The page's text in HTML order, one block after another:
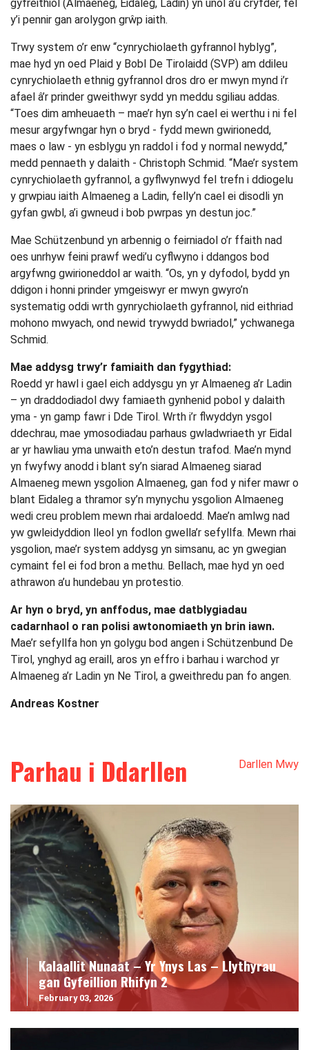
gyfreithiol (Almaeneg, Eidaleg, Ladin) yn unol â’u cryfder, fel
y’i pennir gan arolygon grŵp iaith.
Trwy system o’r enw “cynrychiolaeth gyfrannol hyblyg”,
mae hyd yn oed Plaid y Bobl De Tirolaidd (SVP) am ddileu
cynrychiolaeth ethnig gyfrannol dros dro er mwyn mynd i’r
afael â’r prinder gweithwyr sydd yn meddu sgiliau addas.
“Toes dim amheuaeth – mae’r hyn sy’n cael ei werthu i ni fel
mesur argyfwngar hyn o bryd - fydd mewn gwirionedd,
maes o law - yn esblygu yn raddol i fod y normal newydd,”
medd pennaeth y dalaith - Christoph Schmid. “Mae’r system
cynrychiolaeth gyfrannol, a gyflwynwyd fel trefn i ddiogelu
y grwpiau iaith Almaeneg a Ladin, felly’n cael ei disodli yn
gyfan gwbl, a’i gwneud i bob pwrpas yn destun joc.”
Mae Schützenbund yn arbennig o feirniadol o’r ffaith nad
oes unrhyw feini prawf wedi’u cyflwyno i ddangos bod
argyfwng gwirioneddol ar waith. “Os, yn y dyfodol, bydd yn
ddigon i honni prinder ymgeiswyr er mwyn gwyro’n
systematig oddi wrth gynrychiolaeth gyfrannol, nid eithriad
mohono mwyach, ond newid trywydd bwriadol,” ychwanega
Schmid.
Mae addysg trwy’r famiaith dan fygythiad:
Roedd yr hawl i gael eich addysgu yn yr Almaeneg a’r Ladin
– yn draddodiadol dwy famiaeth gynhenid pobol y dalaith
yma - yn gamp fawr i Dde Tirol. Wrth i’r flwyddyn ysgol
ddechrau, mae ymosodiadau parhaus gwladwriaeth yr Eidal
ar yr hawliau yma unwaith eto’n destun trafod. Mae’n mynd
yn fwyfwy anodd i blant sy’n siarad Almaeneg siarad
Almaeneg mewn ysgolion Almaeneg, gan fod y nifer mawr o
blant Eidaleg a thramor sy’n mynychu ysgolion Almaeneg
wedi creu problem mewn rhai ardaloedd. Mae’n amlwg nad
yw gwleidyddion lleol yn fodlon gwella’r sefyllfa. Mewn rhai
ysgolion, mae’r system addysg yn simsanu, ac yn gwegian
cymaint fel ei fod bron a methu. Bellach, mae hyd yn oed
athrawon a’u hundebau yn protestio.
Ar hyn o bryd, yn anffodus, mae datblygiadau
cadarnhaol o ran polisi awtonomiaeth yn brin iawn.
Mae’r sefyllfa hon yn golygu bod angen i Schützenbund De
Tirol, ynghyd ag eraill, aros yn effro i barhau i warchod yr
Almaeneg a’r Ladin yn Ne Tirol, a gweithredu pan fo angen.
Andreas Kostner
Parhau i Ddarllen Darllen Mwy
Kalaallit Nunaat – Yr Ynys Las – Llythyrau
gan Gyfeillion Rhifyn 2
February 03, 2026